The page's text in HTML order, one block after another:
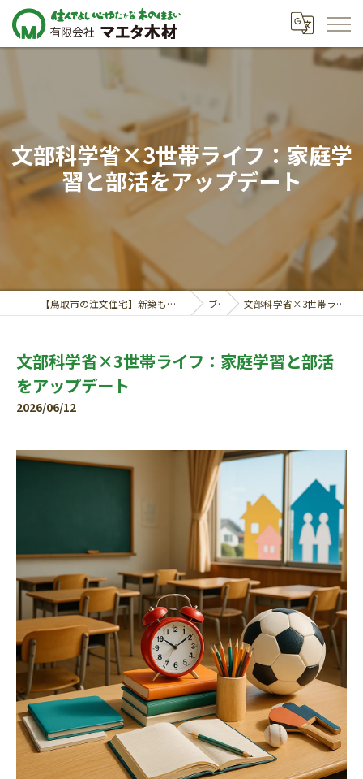
文部科学省×3世帯ライフ：家庭学
習と部活をアップデート
【鳥取市の注文住宅】新築も対応の工務店｜価格相談受付中｜有限会社マエタ木材 ブログ 文部科学省×3世帯ライフ：家庭学習と部活をアップデート
文部科学省×3世帯ライフ：家庭学習と部活
をアップデート
2026/06/12